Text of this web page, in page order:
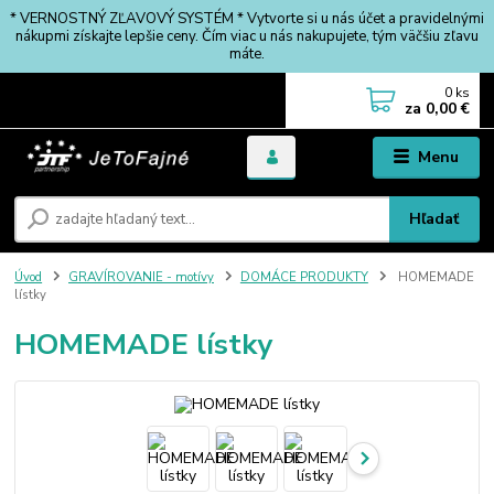
* VERNOSTNÝ ZĽAVOVÝ SYSTÉM * Vytvorte si u nás účet a pravidelnými
nákupmi získajte lepšie ceny. Čím viac u nás nakupujete, tým väčšiu zľavu
máte.
Menu
Hľadať
0 ks
za 0,00 €
Úvod GRAVÍROVANIE - motívy DOMÁCE PRODUKTY
HOMEMADE
lístky
HOMEMADE lístky